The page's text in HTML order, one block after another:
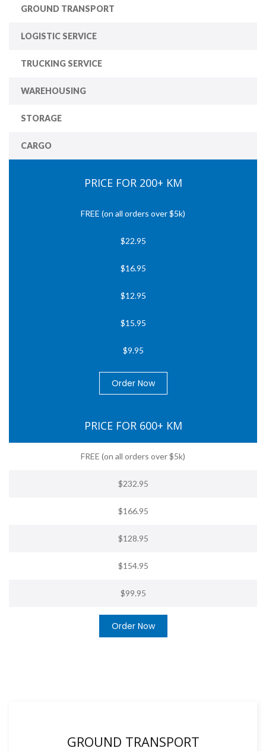
GROUND TRANSPORT
LOGISTIC SERVICE
TRUCKING SERVICE
WAREHOUSING
STORAGE
CARGO
PRICE FOR 200+ KM
FREE (on all orders over $5k)
$22.95
$16.95
$12.95
$15.95
$9.95
Order Now
PRICE FOR 600+ KM
FREE (on all orders over $5k)
$232.95
$166.95
$128.95
$154.95
$99.95
Order Now
GROUND TRANSPORT